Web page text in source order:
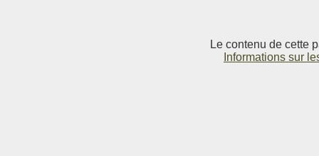
Le contenu de cette
Informations sur